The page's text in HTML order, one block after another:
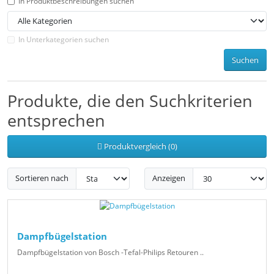
In Unterkategorien suchen
Suchen
Produkte, die den Suchkriterien
entsprechen
Produktvergleich (0)
Sortieren nach Anzeigen
Dampfbügelstation
Dampfbügelstation von Bosch -Tefal-Philips Retouren ..